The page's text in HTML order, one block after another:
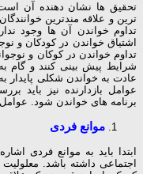
تحقیق ها نشان دهنده آن
ترین و علاقه مندترین
تداوم خواندن آن ها وجود
اشتیاق خواندن در کودکان و
تداوم خواندن در کوکان و
شرایط پیش بینی کنند و گام
عادت به خواندن شکلی پایدار
عوامل بازدارنده نیز
برنامه های خواندن شود. عوامل
موانع فردی
ابتدا باید به موانع فردی
اجتماعی داشته باشد.